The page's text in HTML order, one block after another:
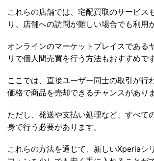
これらの店舗では、宅配買取のサービス
り、店舗への訪問が難しい場合でも利用
オンラインのマーケットプレイスである
リで個人間売買を行う方法もおすすめです
ここでは、直接ユーザー同士の取引が行
価格で商品を売却できるチャンスがありま
ただし、発送や支払い処理など、すべて
身で行う必要があります。
これらの方法を通じて、新しいXperiaシ